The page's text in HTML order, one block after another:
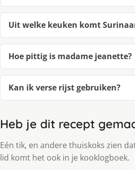
Uit welke keuken komt
Hoe pittig is madame jeanette?
Kan ik verse rijst gebruiken?
Heb je dit recept
Eén tik, en andere thuiskoks zien
lid komt het ook in je kooklogboek.